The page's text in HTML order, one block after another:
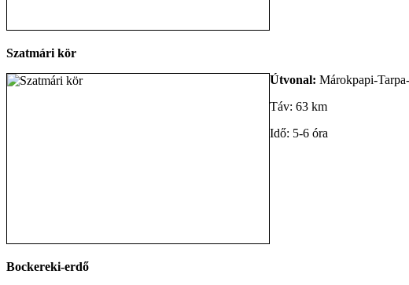
Szatmári kör
Útvonal: Márokpapi-
Táv: 63 km
Idő: 5-6 óra
Bockereki-erdő